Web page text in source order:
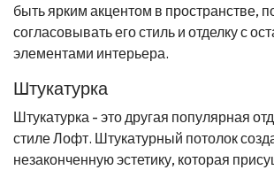
быть ярким акцентом в пространстве,
согласовывать его стиль и отделку с
элементами интерьера.
Штукатурка
Штукатурка - это другая популярная
стиле Лофт. Штукатурный потолок
незаконченную эстетику, которая